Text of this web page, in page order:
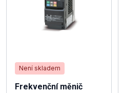
Není skladem
Frekvenční měnič